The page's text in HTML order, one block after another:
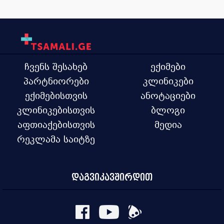
ჩვენს შესახებ
პარტნიორები
ექიმებისთვის
კლინიკებისთვის
აფთიაქებისთვის
რეკლამა საიტზე
ექიმები
კლინიკები
ანოტაციები
ბლოგი
მედია
დაგვიკავშირდით